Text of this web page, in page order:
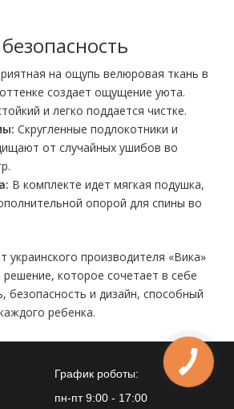
на ощупь велюровая ткань в
создает ощущение уюта.
и легко поддается чистке.
Скругленные подлокотники и
от случайных ушибов во
В комплекте идет мягкая подушка,
опорой для спины во
украинского производителя «Вика»
которое сочетает в себе
безопасность и дизайн, способный
ребенка.
График роботы:
пн-пт 9:00 - 17:00
КНОПКА
ЗВ'ЯЗКУ